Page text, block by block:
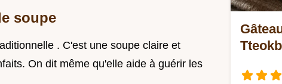
soupe
. C'est une soupe claire et
On dit même qu'elle aide à guérir les